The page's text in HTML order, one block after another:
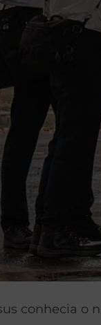
conhecia o